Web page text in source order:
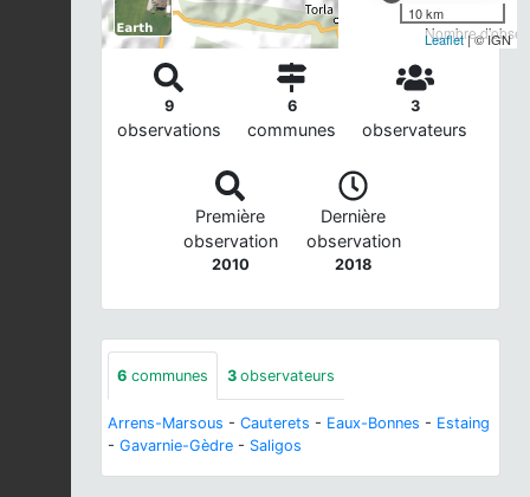
Nombre
10 km
Leaflet| © IGN
9
observations
6
communes
3
observateurs
Première
observation
2010
Dernière
observation
2018
6 communes 3 observateurs
Arrens-Marsous - Cauterets - Eaux-Bonnes - Estaing
- Gavarnie-Gèdre - Saligos